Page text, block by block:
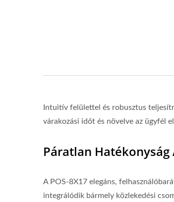
Intuitív felülettel és robusztus
várakozási időt és növelve az ügyfél
Páratlan Hatékonyság
A POS-8X17 elegáns,
integrálódik bármely közlekedési